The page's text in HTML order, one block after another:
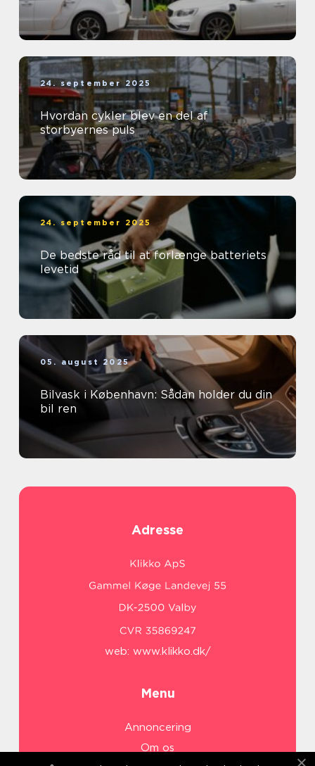
24. september 2025
Hvordan cykler blev en del af
storbyernes puls
24. september 2025
De bedste råd til at forlænge batteriets
levetid
05. august 2025
Bilvask i København: Sådan holder du din
bil ren
Adresse
web: www.klikko.dk/
Menu
Annoncering
Om os